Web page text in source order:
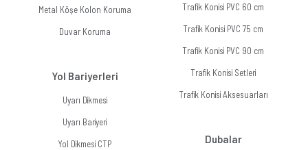
Metal Köşe Kolon Koruma
Duvar Koruma
Yol Bariyerleri
Uyarı Dikmesi
Uyarı Bariyeri
Yol Dikmesi CTP
Trafik Konisi PVC 60 cm
Trafik Konisi PVC 75 cm
Trafik Konisi PVC 90 cm
Trafik Konisi Setleri
Trafik Konisi Aksesuarları
Dubalar